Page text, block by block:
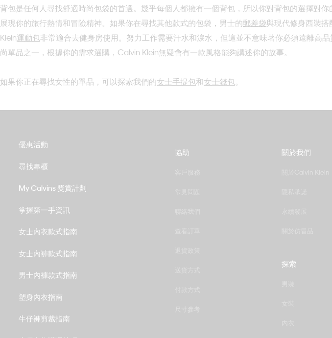
背包是任何人尋找舒適時尚包袋的首選。幾乎每個人都擁有一個背包，所以你對背包的選擇對
展現你的旅行熱情和冒險精神。如果你在尋找其他款式的包袋，男士的郵差袋與現代修身西裝
Klein運動包非常適合去健身房使用。努力工作需要汗水和淚水，但這並不意味著你必須遠離高
尚單品之一，根據你的需求選購，Calvin Klein無疑會有一款風格能夠講述你的故事。
如果你正在尋找女性的單品，可以探索我們的女士手提包和女士錢包。
協助
優惠活動
尋找專櫃
My Calvins 獎賞計劃
掌握第一手資訊
女士內衣款式指南
女士內褲款式指南
男士內褲款式指南
塑身內衣指南
牛仔褲剪裁指南
探索
關於我們